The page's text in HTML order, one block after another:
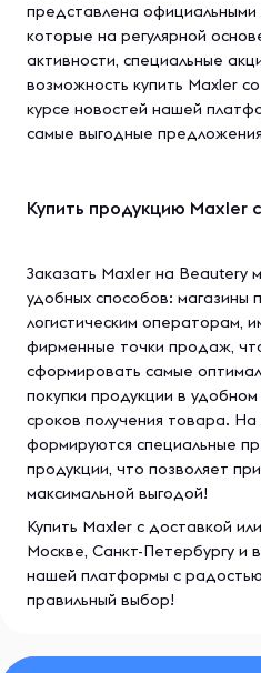
представлена
которые на регулярной
активности, специальные
возможность купить Maxler
курсе новостей нашей
самые выгодные
Купить продукцию Maxler
Заказать Maxler на Beautery
удобных способов: магазины
логистическим операторам,
фирменные точки продаж,
сформировать самые
покупки продукции в
сроков получения товара.
формируются специальные
продукции, что позволяет
максимальной выгодой!
Купить Maxler с доставкой
Москве, Санкт-Петербургу и
нашей платформы с
правильный выбор!